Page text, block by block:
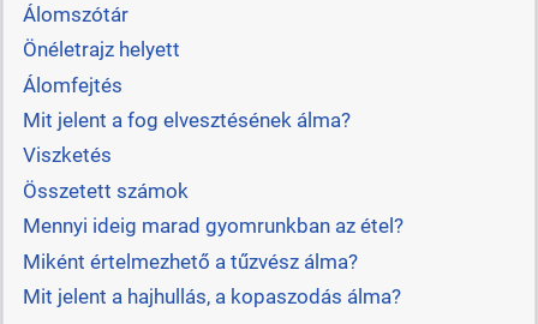
Álomszótár
Önéletrajz helyett
Álomfejtés
Mit jelent a fog elvesztésének álma?
Viszketés
Összetett számok
Mennyi ideig marad gyomrunkban az étel?
Miként értelmezhető a tűzvész álma?
Mit jelent a hajhullás, a kopaszodás álma?